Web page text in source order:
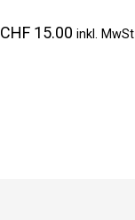
CHF15.00 inkl. MwSt